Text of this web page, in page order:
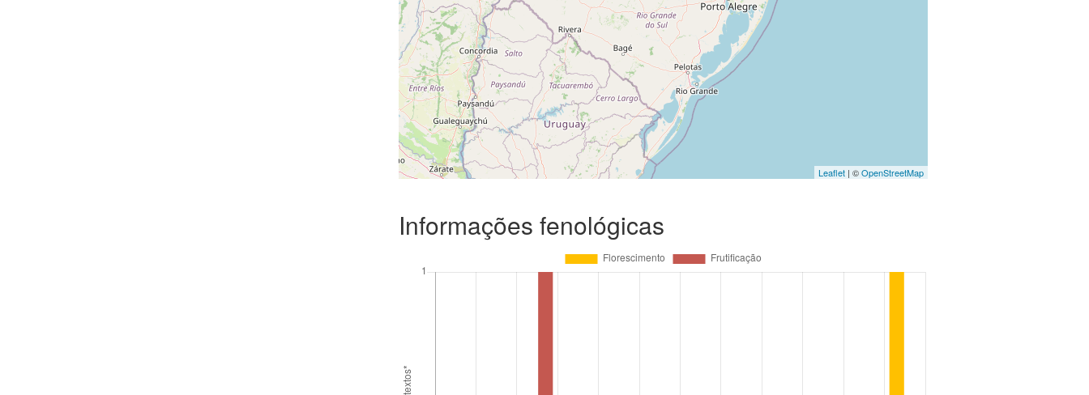
Leaflet| ©OpenStreetMap
Informações fenológicas